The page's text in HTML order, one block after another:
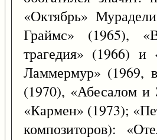
«Октябрь»
Граймс» (1965),
трагедия» (1966)
Ламмермур» (1969,
(1970), «Абесалом и
«Кармен» (1973);
композиторов):